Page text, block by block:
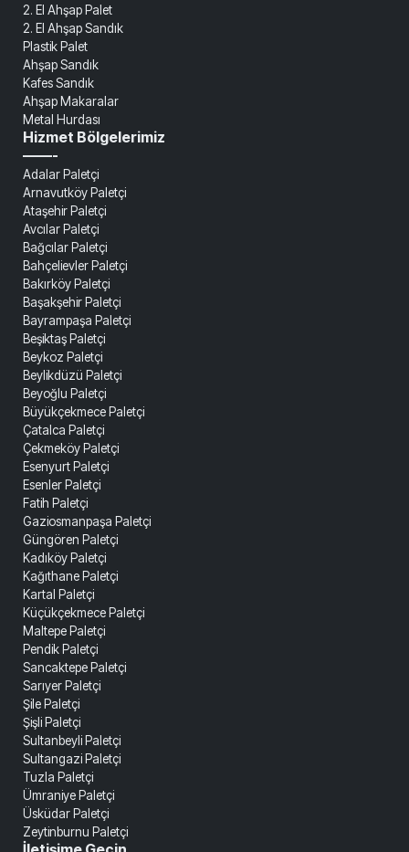
2. El Ahşap Palet
2. El Ahşap Sandık
Plastik Palet
Ahşap Sandık
Kafes Sandık
Ahşap Makaralar
Metal Hurdası
Hizmet Bölgelerimiz
——-
Adalar Paletçi
Arnavutköy Paletçi
Ataşehir Paletçi
Avcılar Paletçi
Bağcılar Paletçi
Bahçelievler Paletçi
Bakırköy Paletçi
Başakşehir Paletçi
Bayrampaşa Paletçi
Beşiktaş Paletçi
Beykoz Paletçi
Beylikdüzü Paletçi
Beyoğlu Paletçi
Büyükçekmece Paletçi
Çatalca Paletçi
Çekmeköy Paletçi
Esenyurt Paletçi
Esenler Paletçi
Fatih Paletçi
Gaziosmanpaşa Paletçi
Güngören Paletçi
Kadıköy Paletçi
Kağıthane Paletçi
Kartal Paletçi
Küçükçekmece Paletçi
Maltepe Paletçi
Pendik Paletçi
Sancaktepe Paletçi
Sarıyer Paletçi
Şile Paletçi
Şişli Paletçi
Sultanbeyli Paletçi
Sultangazi Paletçi
Tuzla Paletçi
Ümraniye Paletçi
Üsküdar Paletçi
Zeytinburnu Paletçi